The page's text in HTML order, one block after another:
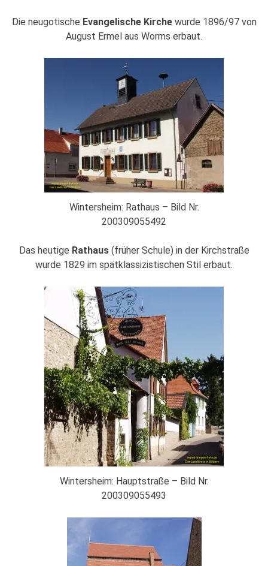
Die neugotische Evangelische Kirchewurde 1896/97 von
August Ermel aus Worms erbaut.
Wintersheim: Rathaus – Bild Nr.
200309055492
Das heutige Rathaus(früher Schule) in der Kirchstraße
wurde 1829 im spätklassizistischen Stil erbaut.
Wintersheim: Hauptstraße – Bild Nr.
200309055493